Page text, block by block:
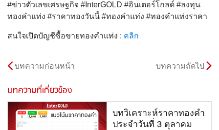
#ข่าวตัวเลขเศรษฐกิจ #InterGOLD #อินเตอร์โกลด์ #ลงทุน
ทองคำแท่ง #ราคาทองวันนี้ #ทองคำแท่ง #ทองคำแท่งราคา
สนใจเปิดบัญชีซื้อขายทองคำแท่ง : คลิก
บทความก่อนหน้า บทความถัดไป
บทความที่เกี่ยวข้อง
บทวิเคราะห์ราคาทองคำ
ประจำวันที่ 3 ตุลาคม